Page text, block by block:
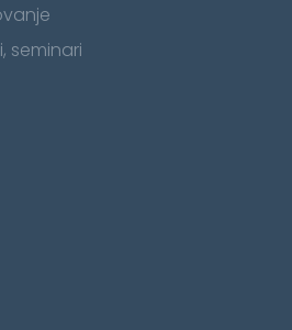
seminari